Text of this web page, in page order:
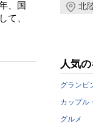
、国
て、
北
人気
グランピ
カップル
グルメ